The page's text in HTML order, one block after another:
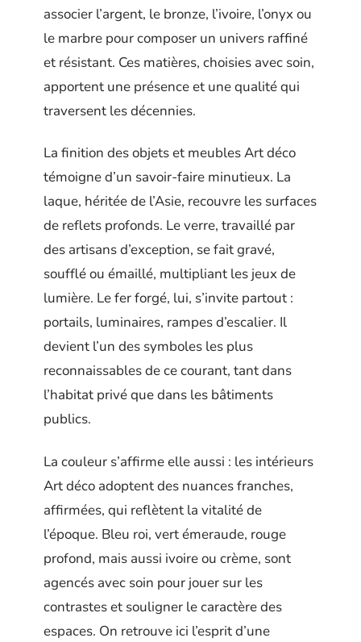
associer l’argent, le bronze, l’ivoire, l’onyx ou
le marbre pour composer un univers raffiné
et résistant. Ces matières, choisies avec soin,
apportent une présence et une qualité qui
traversent les décennies.
La finition des objets et meubles Art déco
témoigne d’un savoir-faire minutieux. La
laque, héritée de l’Asie, recouvre les surfaces
de reflets profonds. Le verre, travaillé par
des artisans d’exception, se fait gravé,
soufflé ou émaillé, multipliant les jeux de
lumière. Le fer forgé, lui, s’invite partout :
portails, luminaires, rampes d’escalier. Il
devient l’un des symboles les plus
reconnaissables de ce courant, tant dans
l’habitat privé que dans les bâtiments
publics.
La couleur s’affirme elle aussi : les intérieurs
Art déco adoptent des nuances franches,
affirmées, qui reflètent la vitalité de
l’époque. Bleu roi, vert émeraude, rouge
profond, mais aussi ivoire ou crème, sont
agencés avec soin pour jouer sur les
contrastes et souligner le caractère des
espaces. On retrouve ici l’esprit d’une